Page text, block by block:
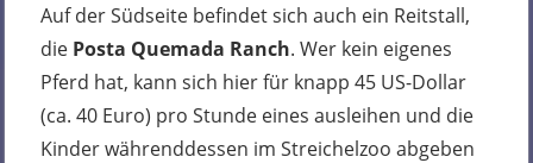
Auf der Südseite befindet sich auch ein Reitstall,
die Posta Quemada Ranch. Wer kein eigenes
Pferd hat, kann sich hier für knapp 45 US-Dollar
(ca. 40 Euro) pro Stunde eines ausleihen und die
Kinder währenddessen im Streichelzoo abgeben